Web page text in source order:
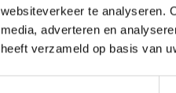
websiteverkeer te analyseren.
media, adverteren en
heeft verzameld op basis van